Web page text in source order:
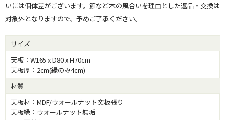
いには個体差がございます。節など木の風合いを理由とした返品・交換は
対象外となりますので、予めご了承ください。
サイズ
天板：W165 x D80 x H70cm
天板厚：2cm(縁のみ4cm)
材質
天板材：MDF/ウォールナット突板張り
天板縁：ウォールナット無垢